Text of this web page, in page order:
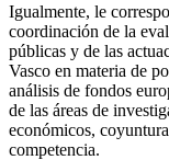
Igualmente, le
coordinación de la
públicas y de las
Vasco en materia de
análisis de fondos
de las áreas de
económicos,
competencia.